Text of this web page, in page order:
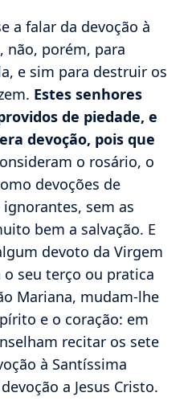
a falar da devoção à
não, porém, para
e sim para destruir os
Estes senhores
de piedade, e
devoção, pois que
o rosário, o
devoções de
sem as
bem a salvação. E
devoto da Virgem
seu terço ou pratica
Mariana, mudam-lhe
e o coração: em
recitar os sete
à Santíssima
a Jesus Cristo.